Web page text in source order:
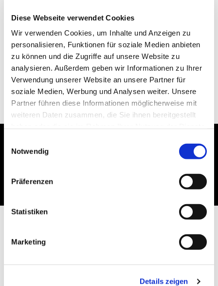
Diese Webseite verwendet Cookies
Wir verwenden Cookies, um Inhalte und Anzeigen zu
personalisieren, Funktionen für soziale Medien anbieten
zu können und die Zugriffe auf unsere Website zu
analysieren. Außerdem geben wir Informationen zu Ihrer
Verwendung unserer Website an unsere Partner für
soziale Medien, Werbung und Analysen weiter. Unsere
Partner führen diese Informationen möglicherweise mit
weiteren Daten zusammen, die Sie ihnen bereitgestellt
Notwendig
Präferenzen
Statistiken
Marketing
Details zeigen
Dies könnte Sie auch